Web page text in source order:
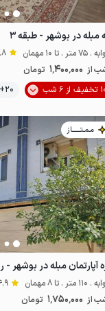
خاص
مبله در بوشهر - طبقه ۳
از 1٬400٬000 تومان
شب
20+ رزرو موفق
مـمـتــــــاز
از 1٬750٬000 تومان